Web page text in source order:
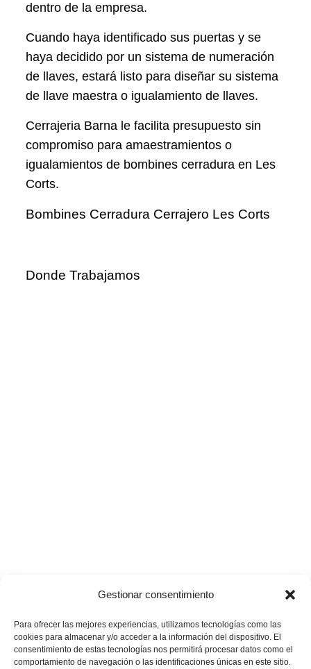
Gestionar consentimiento
Para ofrecer las mejores experiencias, utilizamos tecnologías como las
cookies para almacenar y/o acceder a la información del dispositivo. El
consentimiento de estas tecnologías nos permitirá procesar datos como el
comportamiento de navegación o las identificaciones únicas en este sitio.
dentro de la empresa.
Cuando haya identificado sus puertas y se
haya decidido por un sistema de numeración
de llaves, estará listo para diseñar su sistema
de llave maestra o igualamiento de llaves.
Cerrajeria Barna le facilita presupuesto sin
compromiso para amaestramientos o
igualamientos de bombines cerradura en Les
Corts.
Bombines Cerradura Cerrajero Les Corts
Donde Trabajamos